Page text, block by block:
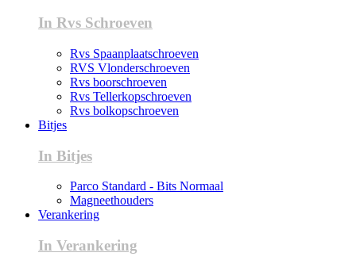
In Rvs Schroeven
Rvs Spaanplaatschroeven
RVS Vlonderschroeven
Rvs boorschroeven
Rvs Tellerkopschroeven
Rvs bolkopschroeven
Bitjes
In Bitjes
Parco Standard - Bits Normaal
Magneethouders
Verankering
In Verankering